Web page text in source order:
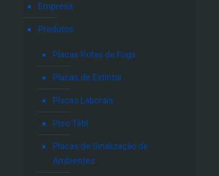
Empresa
Produtos
Placas Rotas de Fuga
Placas de Extintor
Placas Laborais
Piso Tátil
Placas de Sinalização de
Ambientes